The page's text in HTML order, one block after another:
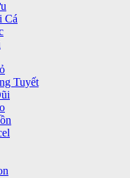
Cá
Tuyết